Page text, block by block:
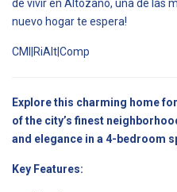
de vivir en Altozano, una de las
nuevo hogar te espera!
CMI|RiAlt|Comp
Explore this charming home
of the city’s finest
and elegance in a 4-bedroom
Key Features: